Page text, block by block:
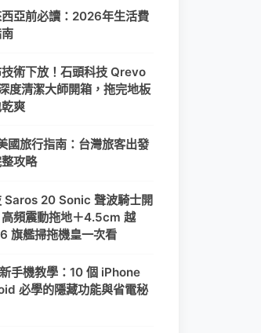
亞前必讀：2026年生活費
術下放！石頭科技 Qrevo
度清潔大師開箱，拖完地板
爽
國旅行指南：台灣旅客出發
攻略
Saros 20 Sonic 聲波騎士開
頻震動拖地＋4.5cm 越
旗艦掃拖機皇一次看
手機教學：10 個 iPhone
必學的隱藏功能與省電秘